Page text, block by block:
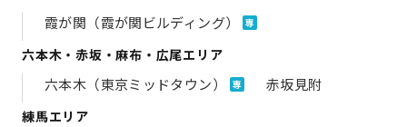
霞が関（霞が関ビルディング） 専
六本木・赤坂・麻布・広尾エリア
六本木（東京ミッドタウン） 専 赤坂見附
練馬エリア